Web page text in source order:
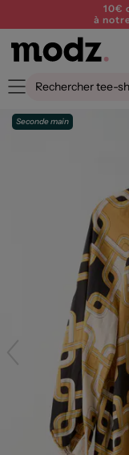
10€
à
Seconde main